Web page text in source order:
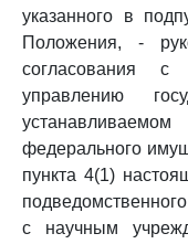
указанного в
Положения, -
согласования
управлению
федерального
пункта 4(1)
с научным